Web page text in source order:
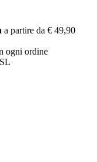
a partire da € 49,90
ogni ordine